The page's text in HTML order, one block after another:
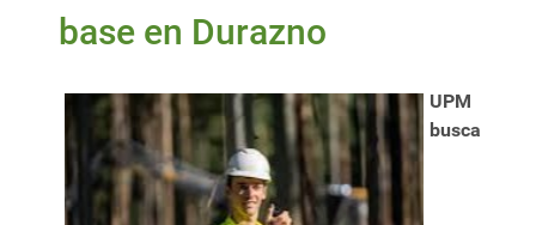
base en Durazno
UPM
busca